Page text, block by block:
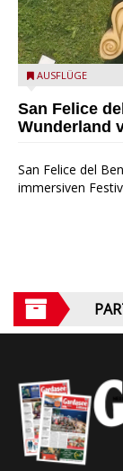
San Felice del
AUSFLÜGE
San Felice
Wunderland
San Felice del
immersiven